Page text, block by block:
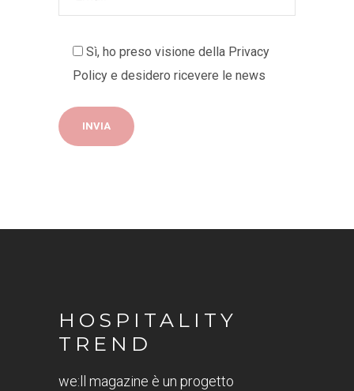
Sì, ho preso visione della Privacy
Policy e desidero ricevere le news
HOSPITALITY
TREND
we:ll magazine è un progetto